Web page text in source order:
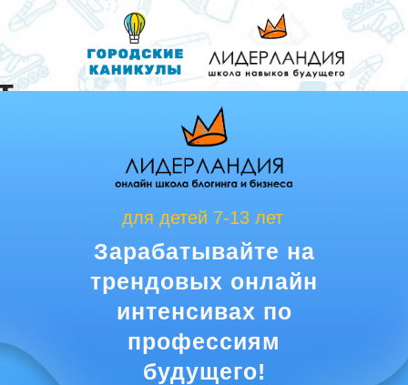
Зарабатывайте на
трендовых онлайн
интенсивах по
профессиям
будущего!
для детей 7-13 лет